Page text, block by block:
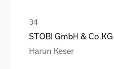
STOBI GmbH & Co.KG
Harun Keser